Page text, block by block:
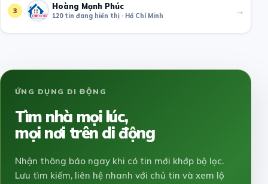
3 Hoàng Mạnh Phúc
120 tin đang hiển thị · Hồ Chí Minh →
ỨNG DỤNG DI ĐỘNG
Tìm nhà mọi lúc,
mọi nơi trên di động
Nhận thông báo ngay khi có tin mới khớp bộ lọc.
Lưu tìm kiếm, liên hệ nhanh với chủ tin và xem lộ